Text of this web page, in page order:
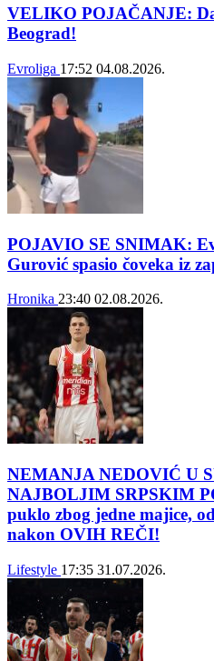
VELIKO POJAČANJE:
Beograd!
Evroliga 17:52 04.08.2026.
POJAVIO SE SNIMAK:
Gurović spasio čoveka iz
Hronika 23:40 02.08.2026.
NEMANJA NEDOVIĆ U
NAJBOLJIM SRPSKIM
puklo zbog jedne majice,
nakon OVIH REČI!
Lifestyle 17:35 31.07.2026.